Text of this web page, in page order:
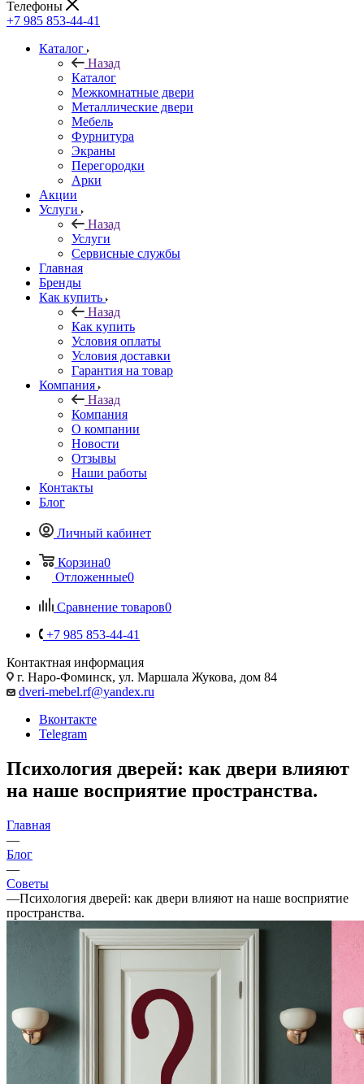
Телефоны
+7 985 853-44-41
Каталог
Назад
Каталог
Межкомнатные двери
Металлические двери
Мебель
Фурнитура
Экраны
Перегородки
Арки
Акции
Услуги
Назад
Услуги
Сервисные службы
Главная
Бренды
Как купить
Назад
Как купить
Условия оплаты
Условия доставки
Гарантия на товар
Компания
Назад
Компания
О компании
Новости
Отзывы
Наши работы
Контакты
Блог
Личный кабинет
Корзина0
Отложенные0
Сравнение товаров0
+7 985 853-44-41
Контактная информация
г. Наро-Фоминск, ул. Маршала Жукова, дом 84
dveri-mebel.rf@yandex.ru
Вконтакте
Telegram
Психология дверей: как двери влияют
на наше восприятие пространства.
Главная
—
Блог
—
Советы
—Психология дверей: как двери влияют на наше восприятие
пространства.